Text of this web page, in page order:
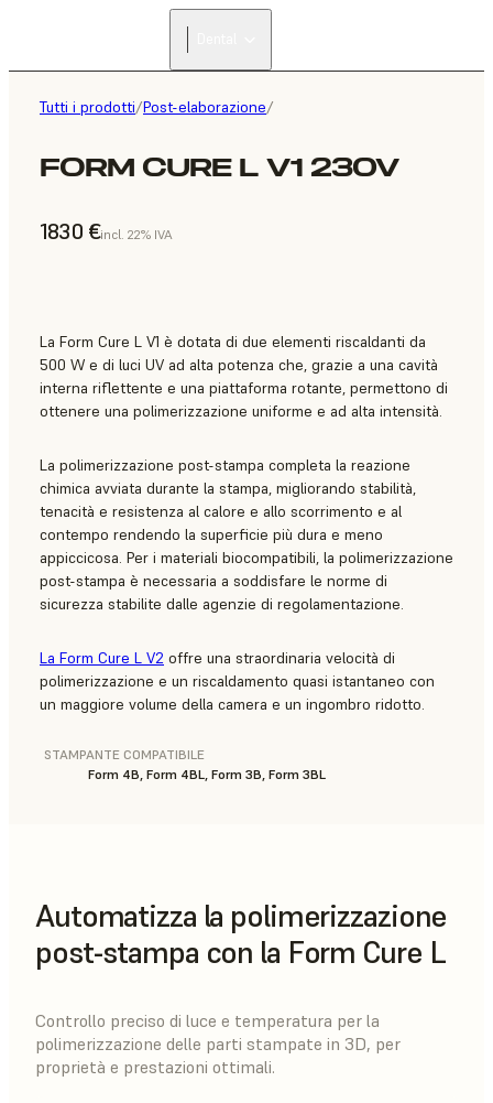
Tutti i prodotti/Post-elaborazione/
FORM CURE L V1 230V
1830 €incl. 22% IVA
La Form Cure L V1 è dotata di due elementi riscaldanti da
500 W e di luci UV ad alta potenza che, grazie a una cavità
interna riflettente e una piattaforma rotante, permettono di
ottenere una polimerizzazione uniforme e ad alta intensità.
La polimerizzazione post-stampa completa la reazione
chimica avviata durante la stampa, migliorando stabilità,
tenacità e resistenza al calore e allo scorrimento e al
contempo rendendo la superficie più dura e meno
appiccicosa. Per i materiali biocompatibili, la polimerizzazione
post-stampa è necessaria a soddisfare le norme di
sicurezza stabilite dalle agenzie di regolamentazione.
La Form Cure L V2 offre una straordinaria velocità di
polimerizzazione e un riscaldamento quasi istantaneo con
un maggiore volume della camera e un ingombro ridotto.
STAMPANTE COMPATIBILE
Form 4B, Form 4BL, Form 3B, Form 3BL
Automatizza la polimerizzazione
post-stampa con la Form Cure L
Controllo preciso di luce e temperatura per la
polimerizzazione delle parti stampate in 3D, per
proprietà e prestazioni ottimali.